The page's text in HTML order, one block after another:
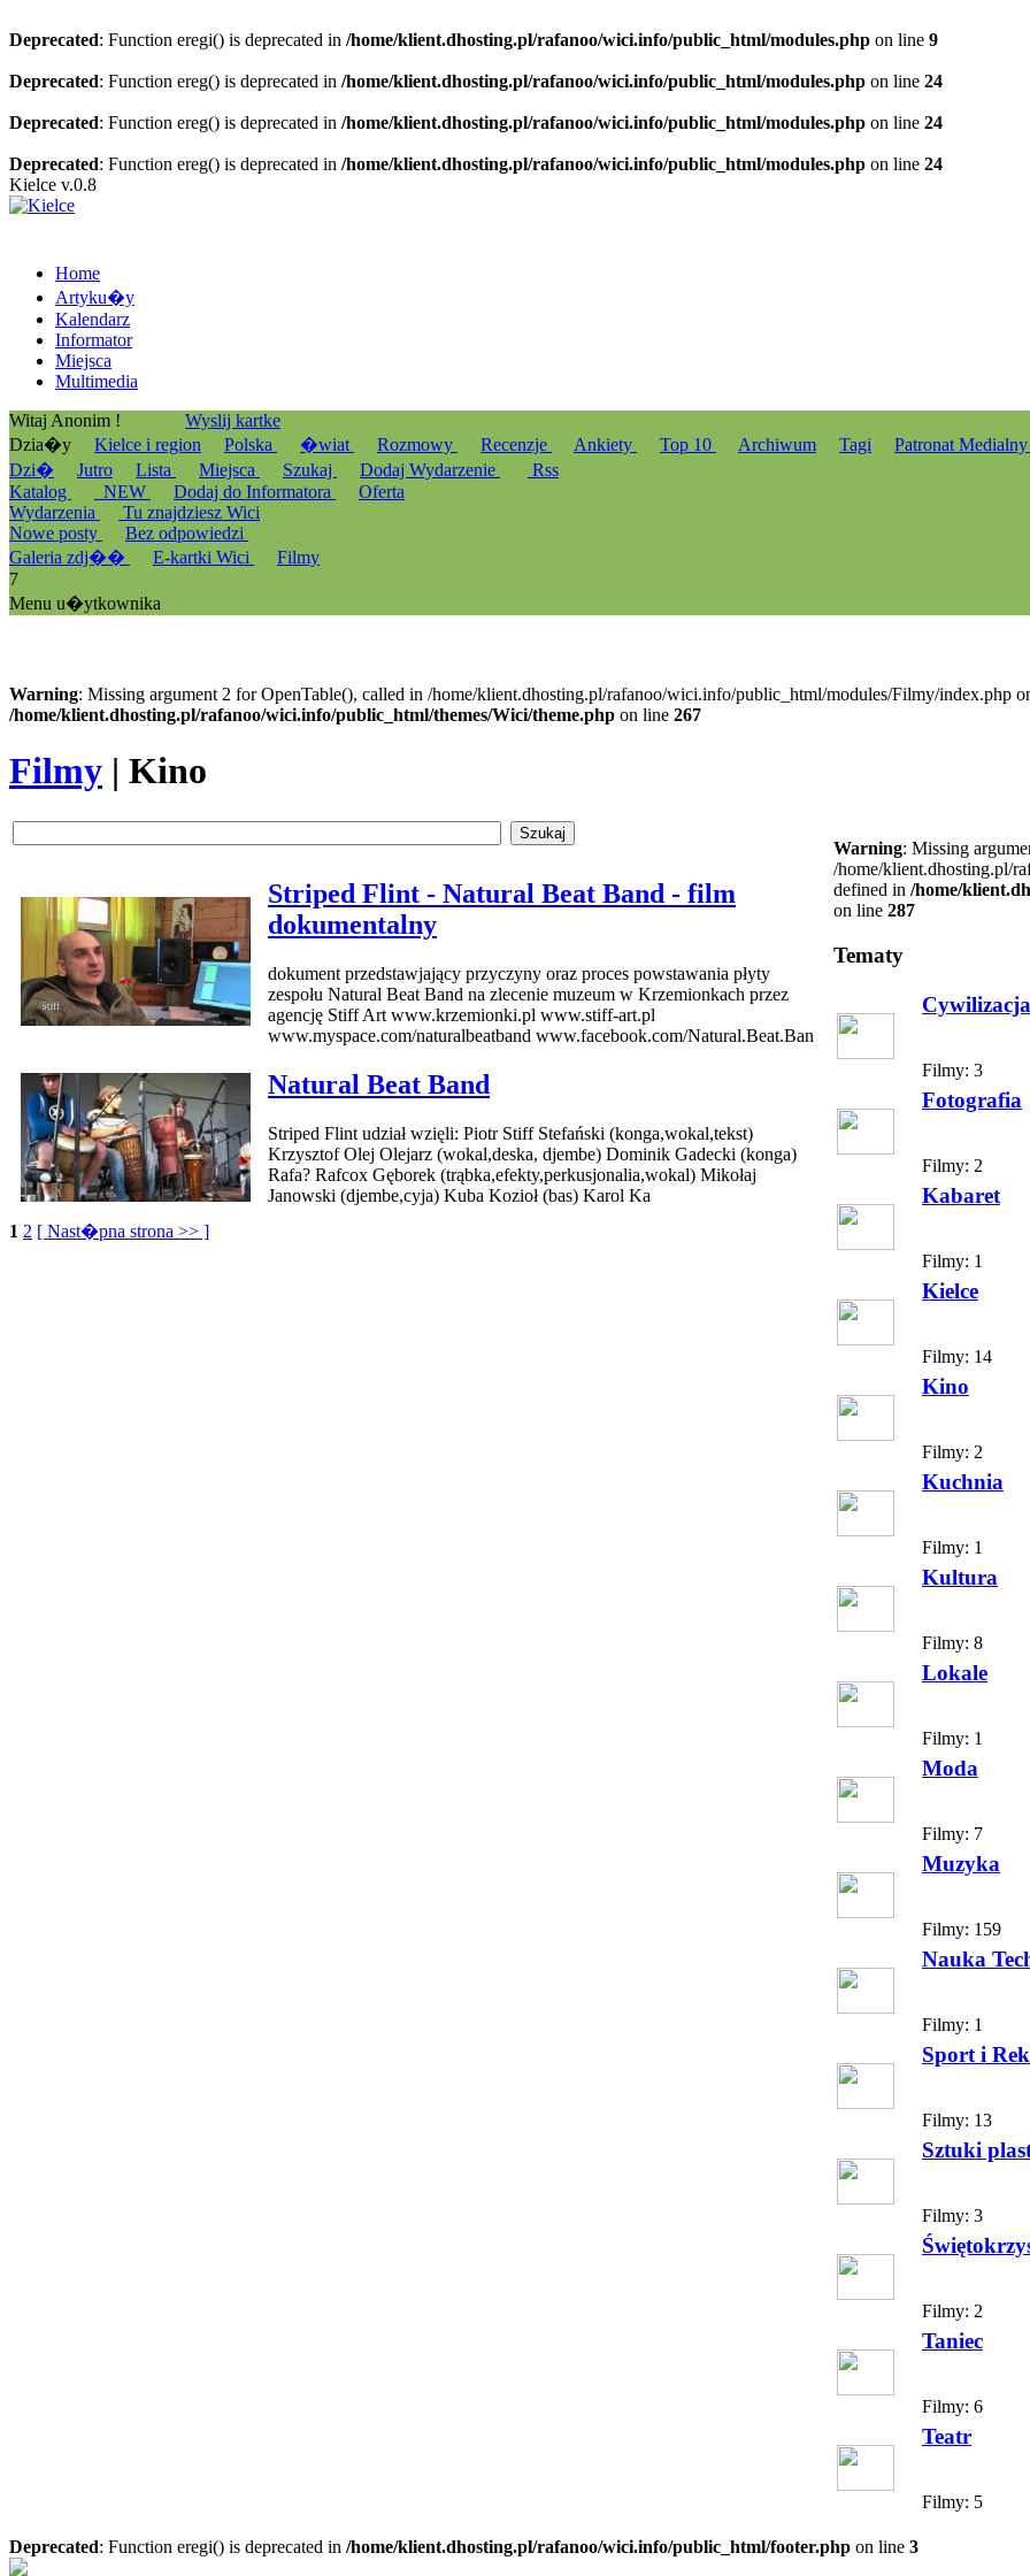
Deprecated: Function eregi() is deprecated in /home/klient.dhosting.pl/rafanoo/wici.info/public_html/modules.php on line 9
Deprecated: Function ereg() is deprecated in /home/klient.dhosting.pl/rafanoo/wici.info/public_html/modules.php on line 24
Deprecated: Function ereg() is deprecated in /home/klient.dhosting.pl/rafanoo/wici.info/public_html/modules.php on line 24
Deprecated: Function ereg() is deprecated in /home/klient.dhosting.pl/rafanoo/wici.info/public_html/modules.php on line 24
Kielce v.0.8
Home
Artyku�y
Kalendarz
Informator
Miejsca
Multimedia
Witaj Anonim !
Wyslij kartke
Dzia�y
Kielce i region Polska �wiat Rozmowy Recenzje Ankiety Top 10 Archiwum Tagi Patronat Medialny
Dzi�
Jutro Lista Miejsca Szukaj Dodaj Wydarzenie
Rss
Katalog
_NEW Dodaj do Informatora
Oferta
Wydarzenia
Tu znajdziesz Wici
Nowe posty
Bez odpowiedzi
Galeria zdj��
E-kartki Wici
Filmy
7
Menu u�ytkownika
Warning: Missing argument 2 for OpenTable(), called in /home/klient.dhosting.pl/rafanoo/wici.info/public_html/modules/Filmy/index.php
/home/klient.dhosting.pl/rafanoo/wici.info/public_html/themes/Wici/theme.php on line 267
Filmy | Kino
Striped Flint - Natural Beat Band - film
dokumentalny
dokument przedstawjający przyczyny oraz proces powstawania płyty
zespołu Natural Beat Band na zlecenie muzeum w Krzemionkach przez
agencję Stiff Art www.krzemionki.pl www.stiff-art.pl
www.myspace.com/naturalbeatband www.facebook.com/Natural.Beat.Ban
Natural Beat Band
Striped Flint udział wzięli: Piotr Stiff Stefański (konga,wokal,tekst)
Krzysztof Olej Olejarz (wokal,deska, djembe) Dominik Gadecki (konga)
Rafa? Rafcox Gęborek (trąbka,efekty,perkusjonalia,wokal) Mikołaj
Janowski (djembe,cyja) Kuba Kozioł (bas) Karol Ka
1 2 [ Nast�pna strona >> ]
Warning: Missing
/home/klient.dhosting.pl/
defined in /home/
on line 287
Tematy
Cywilizacja
Filmy: 3
Fotografia
Filmy: 2
Kabaret
Filmy: 1
Kielce
Filmy: 14
Kino
Filmy: 2
Kuchnia
Filmy: 1
Kultura
Filmy: 8
Lokale
Filmy: 1
Moda
Filmy: 7
Muzyka
Filmy: 159
Nauka
Filmy: 1
Sport i
Filmy: 13
Sztuki
Filmy: 3
Filmy: 2
Taniec
Filmy: 6
Teatr
Filmy: 5
Deprecated: Function eregi() is deprecated in /home/klient.dhosting.pl/rafanoo/wici.info/public_html/footer.php on line 3